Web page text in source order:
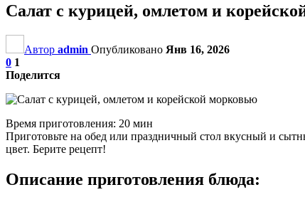
Салат с курицей, омлетом и
Автор admin Опубликовано Янв 16, 2026
0 1
Поделится
Время приготовления: 20 мин
Приготовьте на обед или праздничный стол вкусный и
цвет. Берите рецепт!
Описание приготовления блюда: